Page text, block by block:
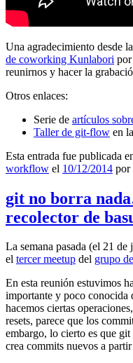
Una agradecimiento desde
de coworking Kunlabori
reunirnos y hacer la
Otros enlaces:
Serie de artículos
Taller de git-flow en
Esta entrada fue publicada
workflow el 10/12/2014 por
git no borra
recolector de
La semana pasada (el 21
el tercer meetup del grupo
En esta reunión estuvimos
importante y poco conocida
hacemos ciertas
resets, parece que los
embargo, lo cierto es que
crea commits nuevos a